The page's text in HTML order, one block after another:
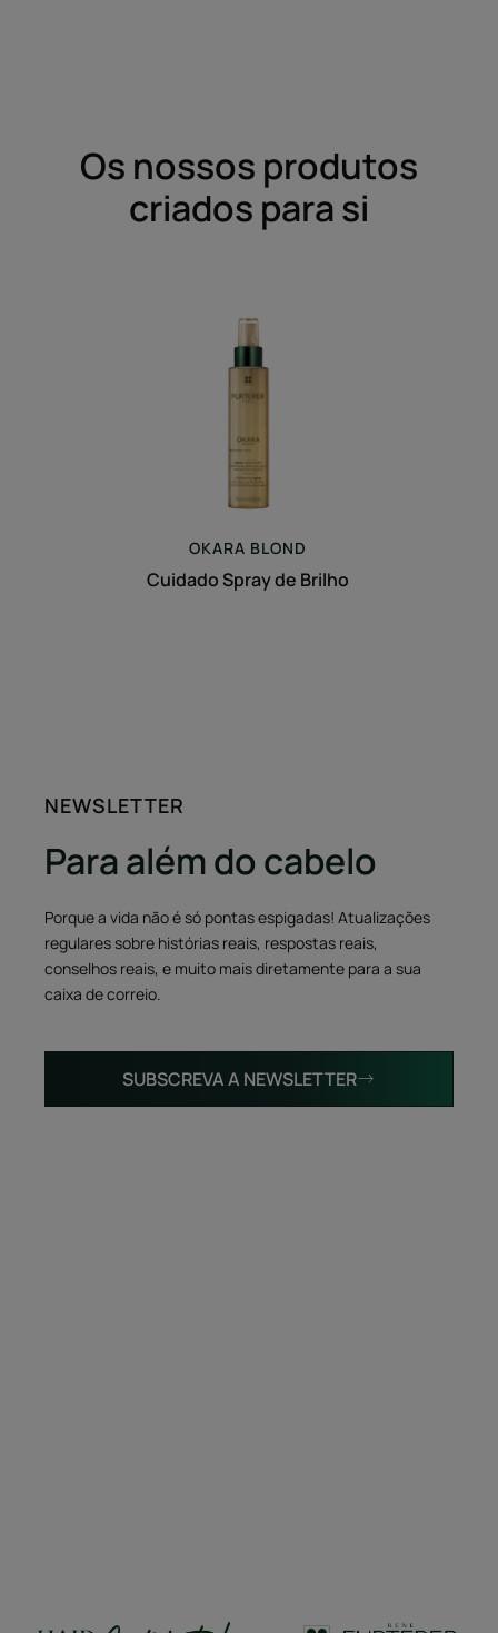
Os nossos produtos
criados para si
Cuidado
Spray
de
Brilho
OKARA BLOND
Cuidado Spray de Brilho
NEWSLETTER
Para além do cabelo
Porque a vida não é só pontas espigadas! Atualizações
regulares sobre histórias reais, respostas reais,
conselhos reais, e muito mais diretamente para a sua
caixa de correio.
SUBSCREVA A NEWSLETTER